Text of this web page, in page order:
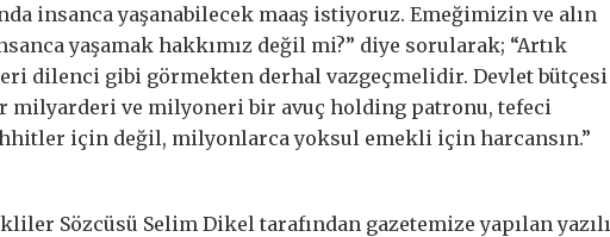
insanca yaşanabilecek maaş istiyoruz. Emeğimizin ve alın
yaşamak hakkımız değil mi?” diye sorularak; “Artık
dilenci gibi görmekten derhal vazgeçmelidir. Devlet bütçesi
milyarderi ve milyoneri bir avuç holding patronu, tefeci
için değil, milyonlarca yoksul emekli için harcansın.”
Sözcüsü Selim Dikel tarafından gazetemize yapılan yazılı